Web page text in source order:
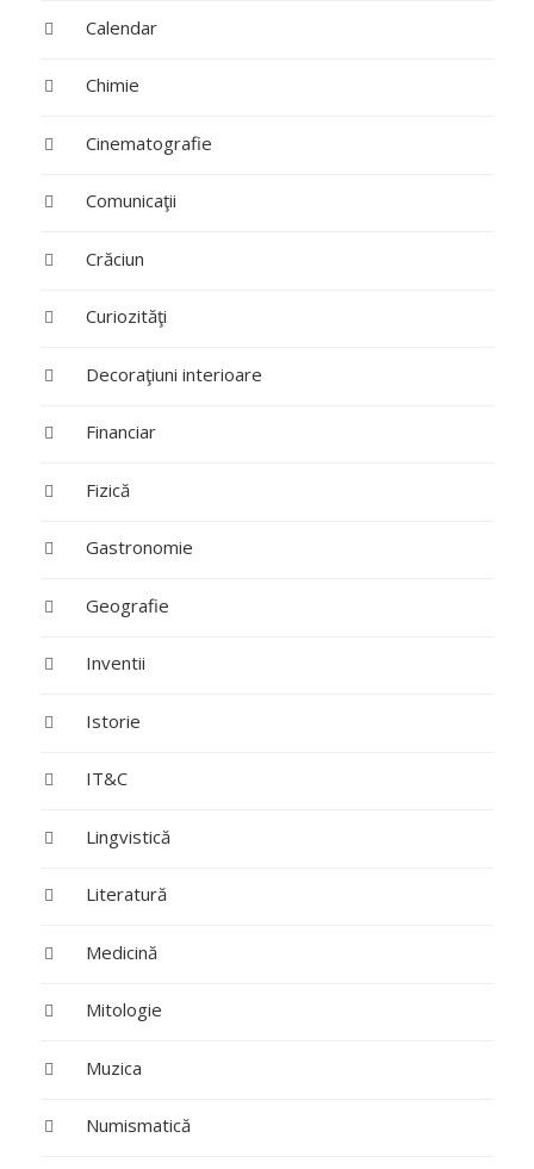
Calendar
Chimie
Cinematografie
Comunicaţii
Crăciun
Curiozităţi
Decoraţiuni interioare
Financiar
Fizică
Gastronomie
Geografie
Inventii
Istorie
IT&C
Lingvistică
Literatură
Medicină
Mitologie
Muzica
Numismatică